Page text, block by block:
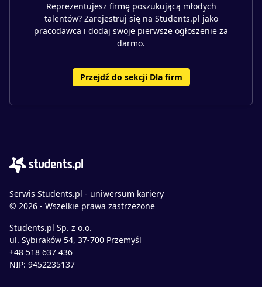
Reprezentujesz firmę poszukującą młodych
talentów? Zarejestruj się na Students.pl jako
pracodawca i dodaj swoje pierwsze ogłoszenie za
darmo.
Przejdź do sekcji Dla firm
Serwis Students.pl - uniwersum kariery
© 2026 - Wszelkie prawa zastrzeżone
Students.pl Sp. z o.o.
ul. Sybiraków 54, 37-700 Przemyśl
+48 518 637 436
NIP: 9452235137